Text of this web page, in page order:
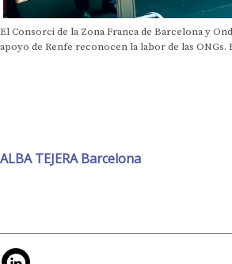
El Consorci de la Zona Franca de Barcelona y
apoyo de Renfe reconocen la labor de las ONGs.
ALBA TEJERA Barcelona